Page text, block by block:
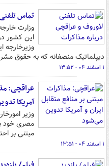
تماس
وزارت
این کشور
وزیرخارجه
دیپلماتیک منصفانه که به حقوق
۱ اسفند ۰۴ - ۱۳:۵۲
عراقچی:
آمریکا
وزیر
مصری خود
مبتنی بر
۱ اسفند ۰۴ - ۱۳:۵۱